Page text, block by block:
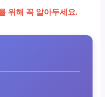
위해 꼭 알아두세요.